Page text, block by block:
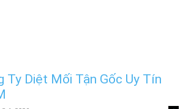
Ty Diệt Mối Tận Gốc Uy Tín